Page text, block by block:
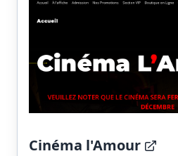
Cinéma l'Amour